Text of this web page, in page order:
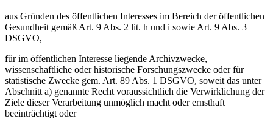
aus Gründen des öffentlichen Interesses im Bereich der öffentlichen
Gesundheit gemäß Art. 9 Abs. 2 lit. h und i sowie Art. 9 Abs. 3
DSGVO,
für im öffentlichen Interesse liegende Archivzwecke,
wissenschaftliche oder historische Forschungszwecke oder für
statistische Zwecke gem. Art. 89 Abs. 1 DSGVO, soweit das unter
Abschnitt a) genannte Recht voraussichtlich die Verwirklichung der
Ziele dieser Verarbeitung unmöglich macht oder ernsthaft
beeinträchtigt oder